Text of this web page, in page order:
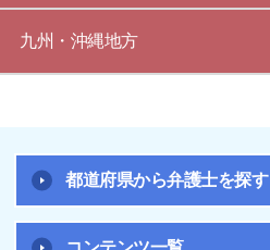
九州・沖縄地方
都道府県から弁護士を探す